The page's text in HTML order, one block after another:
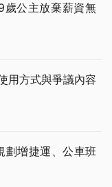
歲公主放棄薪資無
用方式與爭議內容
劃增捷運、公車班